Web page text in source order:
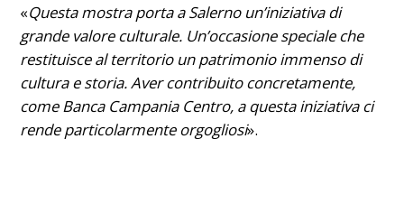
«Questa mostra porta a Salerno un’iniziativa di
grande valore culturale. Un’occasione speciale che
restituisce al territorio un patrimonio immenso di
cultura e storia. Aver contribuito concretamente,
come Banca Campania Centro, a questa iniziativa ci
rende particolarmente orgogliosi».